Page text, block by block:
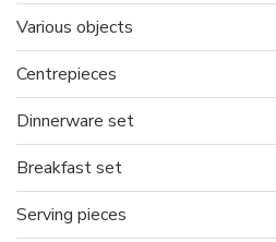
Various objects
Centrepieces
Dinnerware set
Breakfast set
Serving pieces